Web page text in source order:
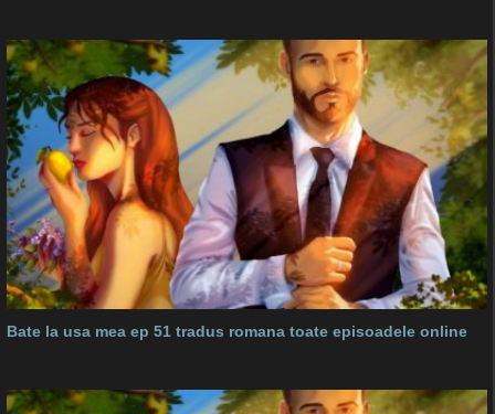
Bate la usa mea ep 51 tradus romana toate episoadele online